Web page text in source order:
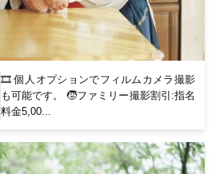
🎞️ 個人オプションでフィルムカメラ撮影
も可能です。 🧒ファミリー撮影割引:指名
料金5,00...